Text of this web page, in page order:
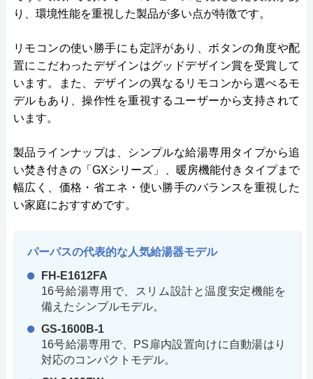
り、環境性能を重視した製品が多い点が特徴です。
リモコンの使い勝手にも定評があり、ボタンの角度や配
置にこだわったデザインはグッドデザイン賞を受賞して
います。また、デザインの異なるリモコンから選べるモ
デルもあり、操作性を重視するユーザーから支持されて
います。
製品ラインナップは、シンプルな給湯専用タイプから追
い焚き付きの「GXシリーズ」、暖房機能付きタイプまで
幅広く、価格・省エネ・使い勝手のバランスを重視した
い家庭におすすめです。
パーパスの代表的な人気給湯器モデル
FH-E1612FA
16号給湯専用で、スリム設計と温度安定機能を
備えたシンプルモデル。
GS-1600B-1
16号給湯専用で、PS扉内設置向けに自動湯はり
対応のコンパクトモデル。